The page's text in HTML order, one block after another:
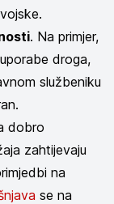
. Na primjer,
droga,
službeniku
dobro
zahtijevaju
na
se na